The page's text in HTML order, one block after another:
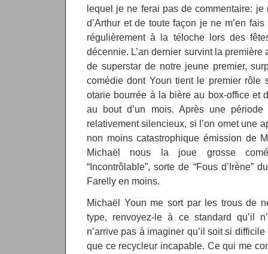
lequel je ne ferai pas de commentaire:
d’Arthur et de toute façon je ne m’en
régulièrement à la téloche lors des
décennie. L’an dernier survint la
de superstar de notre jeune premier,
comédie dont Youn tient le premier rôle
otarie bourrée à la bière au box-office et
au bout d’un mois. Après une
relativement silencieux, si l’on omet une
non moins catastrophique émission de
Michaël nous la joue grosse
“Incontrôlable”, sorte de “Fous d’Irène”
Farelly en moins.
Michaël Youn me sort par les trous de
type, renvoyez-le à ce standard qu’il
n’arrive pas à imaginer qu’il soit si
que ce recycleur incapable. Ce qui me